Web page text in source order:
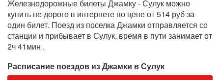
Железнодорожные билеты Джамку - Сулук можно
купить не дорого в интернете по цене от 514 руб за
один билет. Поезд из поселка Джамки отправляется со
станции и прибывает в Сулук, время в пути занимает от
2ч 41мин .
Расписание поездов из Джамки в Сулук